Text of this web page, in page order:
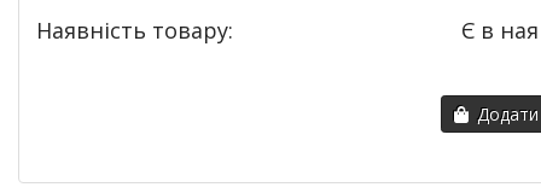
Наявність товару: Є в